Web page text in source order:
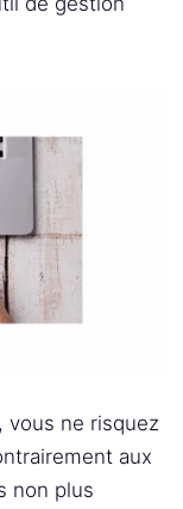
vous ne risquez
aux
non plus